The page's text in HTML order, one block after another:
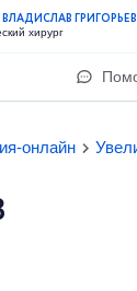
хирург
онлайн